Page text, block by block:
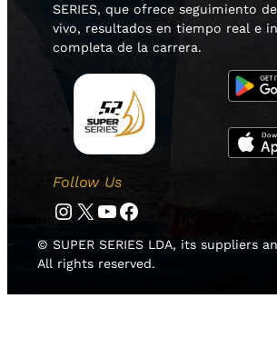
SERIES, que ofrece seguimiento
vivo, resultados en tiempo real e
completa de la carrera.
Follow Us
Instagram Twitter YouTube Facebook
© SUPER SERIES LDA, its suppliers
All rights reserved.